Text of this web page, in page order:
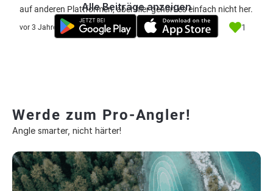
auf anderen Plattformen, aber hier gehört es einfach nicht her.
vor 3 Jahre 1
Alle Beiträge anzeigen
Werde zum Pro-Angler!
Angle smarter, nicht härter!